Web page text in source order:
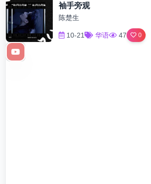
袖手旁观
陈楚生
10-21 华语 47 0